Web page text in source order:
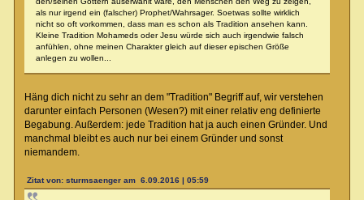
als nur irgend ein (falscher) Prophet/Wahrsager. Soetwas sollte wirklich
nicht so oft vorkommen, dass man es schon als Tradition ansehen kann.
Kleine Tradition Mohameds oder Jesu würde sich auch irgendwie falsch
anfühlen, ohne meinen Charakter gleich auf dieser epischen Größe
anlegen zu wollen...
Häng dich nicht zu sehr an dem "Tradition" Begriff auf, wir verstehen
darunter einfach Personen (Wesen?) mit einer relativ eng definierte
Begabung. Außerdem: jede Tradition hat ja auch einen Gründer. Und
manchmal bleibt es auch nur bei einem Gründer und sonst
niemandem.
Zitat von: sturmsaenger am 6.09.2016 | 05:59